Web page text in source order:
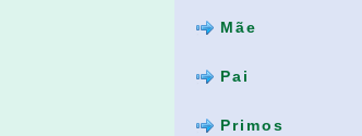
Mãe
Pai
Primos